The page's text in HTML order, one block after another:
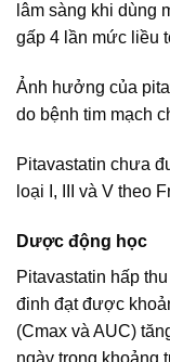
lâm sàng khi dùng
gấp 4 lần mức liều
Ảnh hưởng của
do bệnh tim mạch
Pitavastatin chưa
loại I, III và V theo
Dược động học
Pitavastatin hấp
đinh đạt được
(Cmax và AUC)
ngày trong khoảng